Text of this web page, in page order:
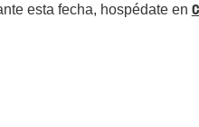
esta fecha, hospédate en